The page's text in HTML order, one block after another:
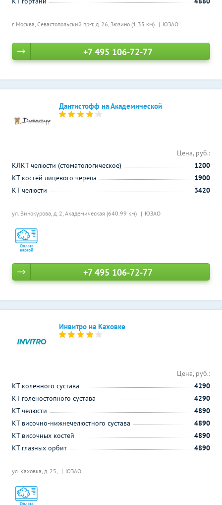
г. Москва, Севастопольский пр-т, д. 26, Зюзино (1.35 км) ЮЗАО
+7 495 106-72-77
Дантистофф на Академической
ул. Винокурова, д. 2, Академическая (640.99 км) ЮЗАО
Цена, руб.:
КЛКТ челюсти (стоматологическое)
1200
КТ костей лицевого черепа
1900
КТ челюсти
3420
+7 495 106-72-77
Инвитро на Каховке
ул. Каховка, д. 25, ЮЗАО
Цена, руб.:
КТ коленного сустава
4290
КТ голеностопного сустава
4290
КТ челюсти
4890
КТ височно-нижнечелюстного сустава
4890
КТ височных костей
4890
КТ глазных орбит
4890